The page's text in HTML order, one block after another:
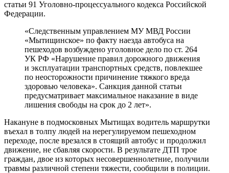
статьи 91 Уголовно-процессуального кодекса Российской
Федерации.
«Следственным управлением МУ МВД России
«Мытищинское» по факту наезда автобуса на
пешеходов возбуждено уголовное дело по ст. 264
УК РФ «Нарушение правил дорожного движения
и эксплуатации транспортных средств, повлекшее
по неосторожности причинение тяжкого вреда
здоровью человека». Санкция данной статьи
предусматривает максимальное наказание в виде
лишения свободы на срок до 2 лет».
Накануне в подмосковных Мытищах водитель маршрутки
въехал в толпу людей на нерегулируемом пешеходном
переходе, после врезался в стоящий автобус и продолжил
движение, не сбавляя скорости. В результате ДТП трое
граждан, двое из которых несовершеннолетние, получили
травмы различной степени тяжести, сообщили в полиции.